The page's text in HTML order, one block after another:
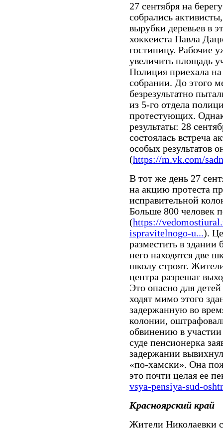
27 сентября на
собрались
вырубки деревьев в
хоккеиста Павла
гостиницу. Рабочие
увеличить площадь
Полиция приехала на
собрании. До этого
безрезультатно
из 5-го отдела
протестующих.
результаты: 28
состоялась встреча
особых результатов
(https://m.vk.com/
В тот же день 27
на акцию протеста
исправительной
Больше 800 человек
(https://
ispravitelnogo-u...).
разместить в здании
него находятся две
школу строят.
центра разрешат
Это опасно для
ходят мимо этого
задержанную во
колонии,
обвинению в
суде пенсионерка
задержании
«по-хамски». Она
это почти целая ее
vsya-pensiya-sud-
Красноярский край
Жители Николаевки